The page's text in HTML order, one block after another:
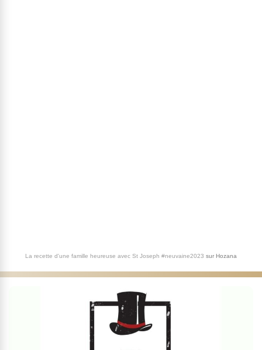
La recette d'une famille heureuse avec St Joseph #neuvaine2023 sur Hozana